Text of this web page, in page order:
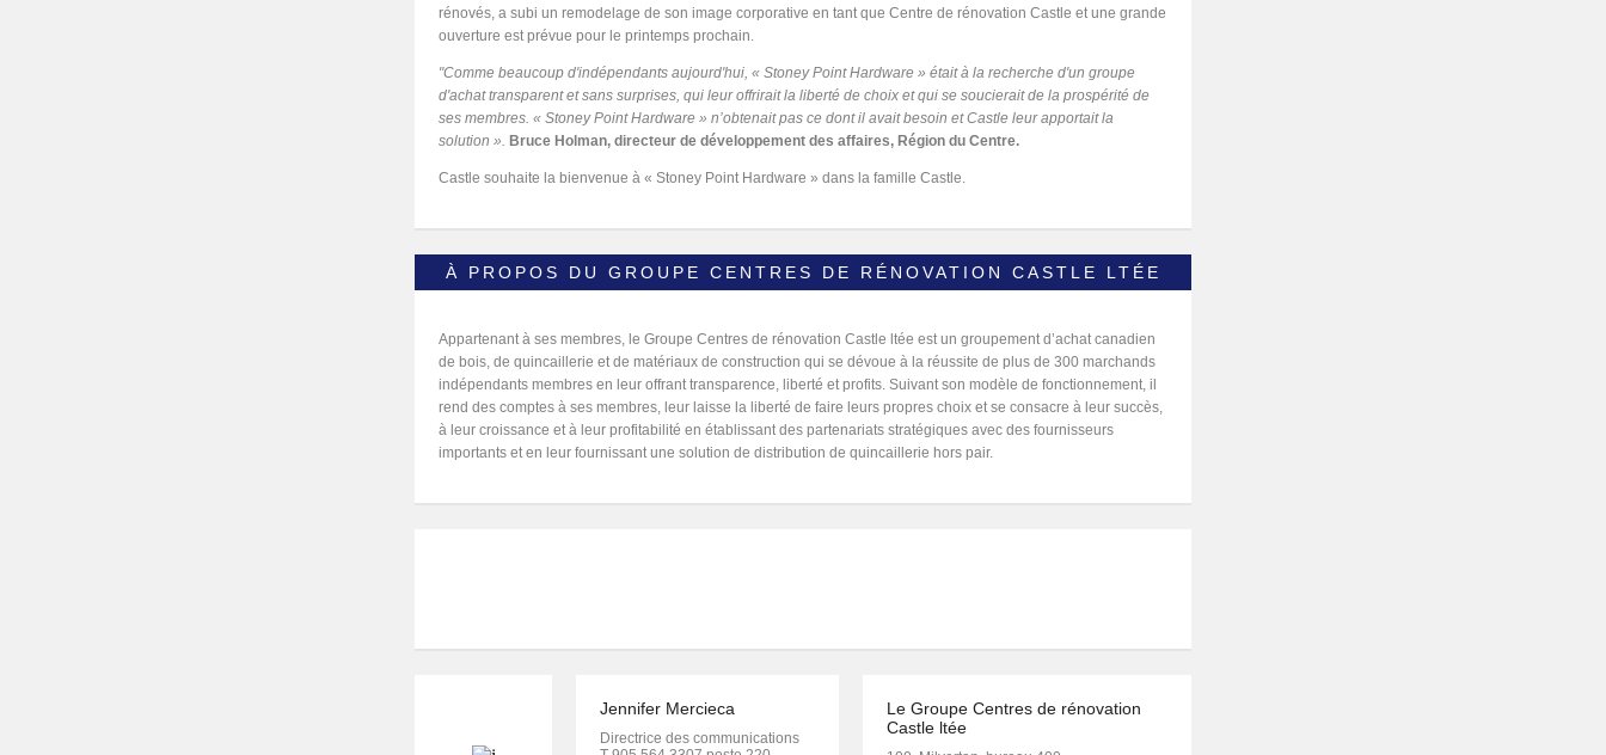
rénovés, a subi un remodelage de son image corporative en tant que Centre de rénovation Castle et une grande
ouverture est prévue pour le printemps prochain.
"Comme beaucoup d'indépendants aujourd'hui, « Stoney Point Hardware » était à la recherche d'un groupe
d'achat transparent et sans surprises, qui leur offrirait la liberté de choix et qui se soucierait de la prospérité de
ses membres. « Stoney Point Hardware » n’obtenait pas ce dont il avait besoin et Castle leur apportait la
solution ». Bruce Holman, directeur de développement des affaires, Région du Centre.
Castle souhaite la bienvenue à « Stoney Point Hardware » dans la famille Castle.
À PROPOS DU GROUPE CENTRES DE RÉNOVATION CASTLE LTÉE
Appartenant à ses membres, le Groupe Centres de rénovation Castle ltée est un groupement d’achat canadien
de bois, de quincaillerie et de matériaux de construction qui se dévoue à la réussite de plus de 300 marchands
indépendants membres en leur offrant transparence, liberté et profits. Suivant son modèle de fonctionnement, il
rend des comptes à ses membres, leur laisse la liberté de faire leurs propres choix et se consacre à leur succès,
à leur croissance et à leur profitabilité en établissant des partenariats stratégiques avec des fournisseurs
importants et en leur fournissant une solution de distribution de quincaillerie hors pair.
Jennifer Mercieca
Directrice des communications
Le Groupe Centres de rénovation
Castle ltée